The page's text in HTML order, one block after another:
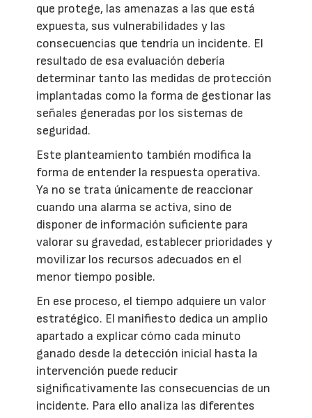
que protege, las amenazas a las que está
expuesta, sus vulnerabilidades y las
consecuencias que tendría un incidente. El
resultado de esa evaluación debería
determinar tanto las medidas de protección
implantadas como la forma de gestionar las
señales generadas por los sistemas de
seguridad.
Este planteamiento también modifica la
forma de entender la respuesta operativa.
Ya no se trata únicamente de reaccionar
cuando una alarma se activa, sino de
disponer de información suficiente para
valorar su gravedad, establecer prioridades y
movilizar los recursos adecuados en el
menor tiempo posible.
En ese proceso, el tiempo adquiere un valor
estratégico. El manifiesto dedica un amplio
apartado a explicar cómo cada minuto
ganado desde la detección inicial hasta la
intervención puede reducir
significativamente las consecuencias de un
incidente. Para ello analiza las diferentes